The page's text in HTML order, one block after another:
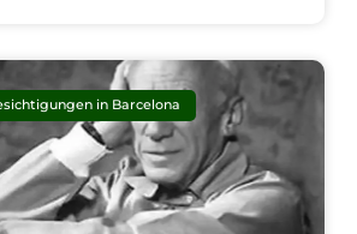
in Barcelona